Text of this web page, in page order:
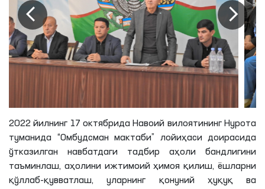
2022 йилнинг 17 октябрида Навоий вилоятининг Нурота
туманида “Омбудсман мактаби” лойиҳаси доирасида
ўтказилган навбатдаги тадбир аҳоли бандлигини
таъминлаш, аҳолини ижтимоий ҳимоя қилиш, ёшларни
қўллаб-қувватлаш, уларнинг қонуний ҳуқуқ ва